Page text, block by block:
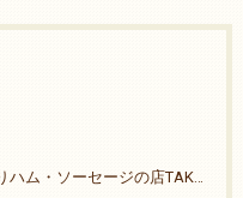
【東京下町手作りハム・ソーセージの店TAKE-ZO】祭りも終わりました。